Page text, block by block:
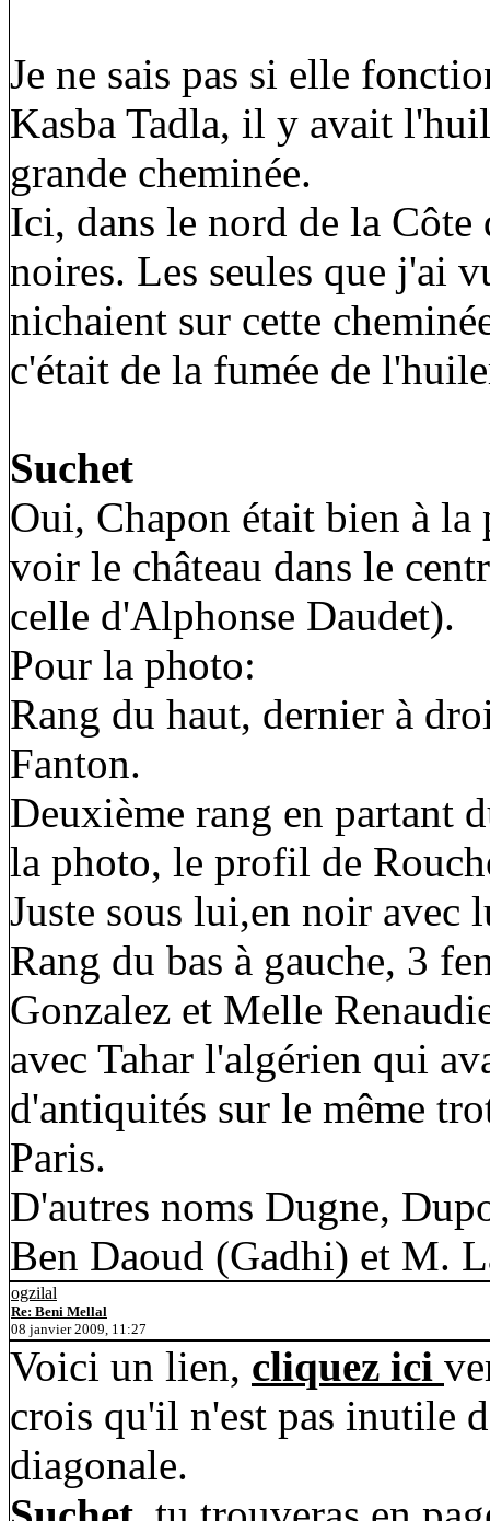
Je ne sais pas si elle
Kasba Tadla, il y avait
grande cheminée.
Ici, dans le nord de la
noires. Les seules que j'ai
nichaient sur cette
c'était de la fumée de
Suchet
Oui, Chapon était bien à la
voir le château dans le
celle d'Alphonse Daudet).
Pour la photo:
Rang du haut, dernier à
Fanton.
Deuxième rang en partant
la photo, le profil de
Juste sous lui,en noir avec
Rang du bas à gauche, 3
Gonzalez et Melle
avec Tahar l'algérien qui
d'antiquités sur le même
Paris.
D'autres noms Dugne,
Ben Daoud (Gadhi) et M.
ogzilal
Re: Beni Mellal
08 janvier 2009, 11:27
Voici un lien, cliquez ici
crois qu'il n'est pas inutile
diagonale.